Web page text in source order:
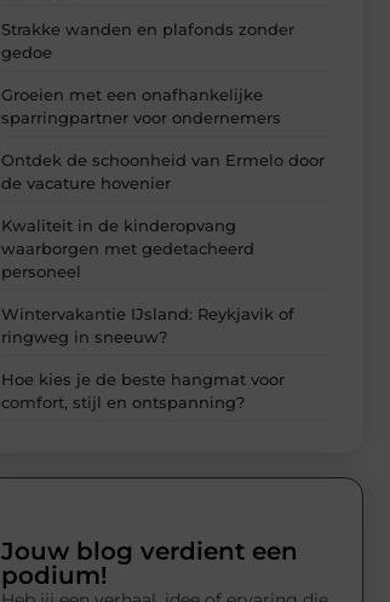
Strakke wanden en plafonds zonder
gedoe
Groeien met een onafhankelijke
sparringpartner voor ondernemers
Ontdek de schoonheid van Ermelo door
de vacature hovenier
Kwaliteit in de kinderopvang
waarborgen met gedetacheerd
personeel
Wintervakantie IJsland: Reykjavik of
ringweg in sneeuw?
Hoe kies je de beste hangmat voor
comfort, stijl en ontspanning?
Jouw blog verdient een
podium!